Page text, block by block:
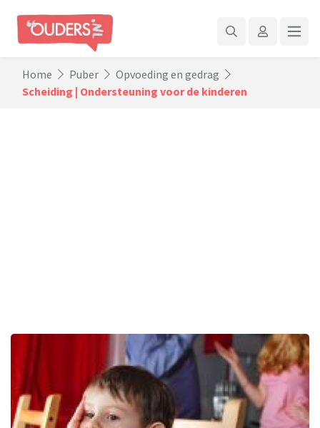
Home Puber
Opvoeding en gedrag
Scheiding | Ondersteuning voor de kinderen